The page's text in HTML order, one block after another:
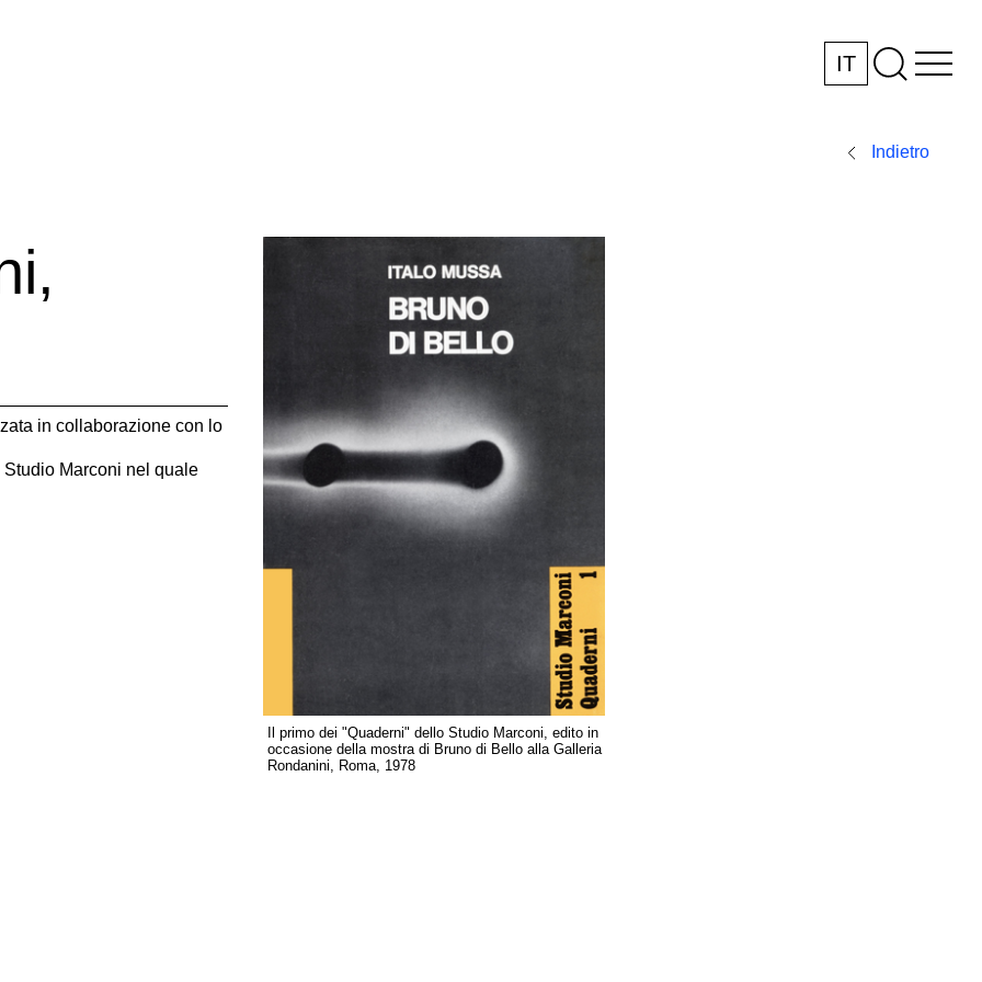
IT
Indietro
in collaborazione con lo
Marconi nel quale
Il primo dei "Quaderni" dello Studio Marconi, edito in
occasione della mostra di Bruno di Bello alla Galleria
Rondanini, Roma, 1978